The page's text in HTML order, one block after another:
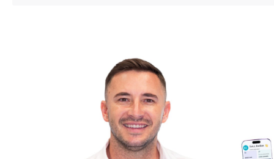
Контроль эффективности лечения: Для
Для получения точных и информативных
Не принимать обезболивающие и
Не наносить на кожу вокруг коленного сустава
Носить свободную одежду, которую легко снять
Процедура УЗИ коленных суставов